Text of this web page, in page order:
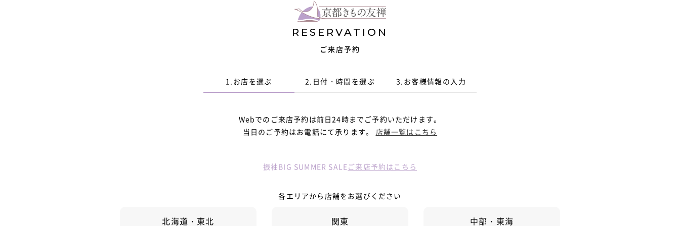
RESERVATION
ご来店予約
1. お店を選ぶ 2. 日付・時間 を選ぶ 3. お客様情報 の入力
Webでのご来店予約は前日24時までご予約いただけます。
当日のご予約はお電話にて承ります。 店舗一覧はこちら
振袖BIG SUMMER SALEご来店予約はこちら
各エリアから店舗をお選びください
北海道・東北 関東 中部・東海